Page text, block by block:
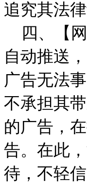
追究其法律
四、【网
自动推送
广告无法
不承担其
的广告，
告。在此
待，不轻